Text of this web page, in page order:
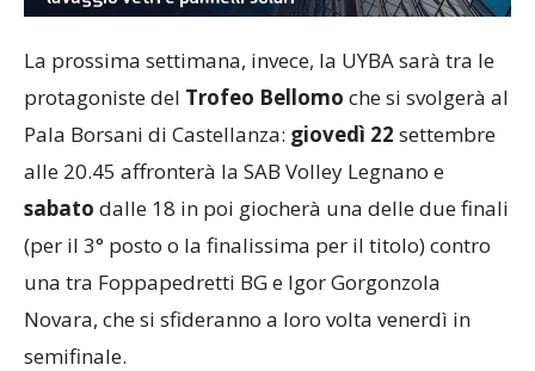
La prossima settimana, invece, la UYBA sarà tra le
protagoniste del Trofeo Bellomo che si svolgerà al
Pala Borsani di Castellanza: giovedì 22 settembre
alle 20.45 affronterà la SAB Volley Legnano e
sabato dalle 18 in poi giocherà una delle due finali
(per il 3° posto o la finalissima per il titolo) contro
una tra Foppapedretti BG e Igor Gorgonzola
Novara, che si sfideranno a loro volta venerdì in
semifinale.